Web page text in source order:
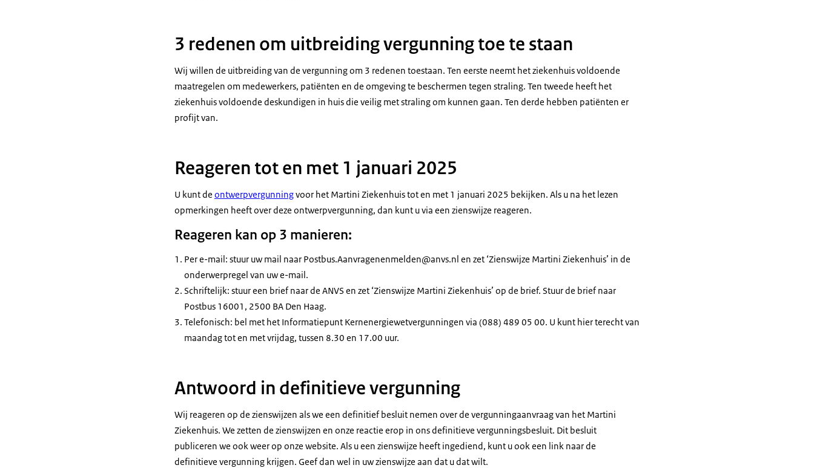
3 redenen om uitbreiding vergunning toe te staan
Wij willen de uitbreiding van de vergunning om 3 redenen toestaan. Ten eerste neemt het ziekenhuis voldoende
maatregelen om medewerkers, patiënten en de omgeving te beschermen tegen straling. Ten tweede heeft het
ziekenhuis voldoende deskundigen in huis die veilig met straling om kunnen gaan. Ten derde hebben patiënten er
profijt van.
Reageren tot en met 1 januari 2025
U kunt de ontwerpvergunningvoor het Martini Ziekenhuis tot en met 1 januari 2025 bekijken. Als u na het lezen
opmerkingen heeft over deze ontwerpvergunning, dan kunt u via een zienswijze reageren.
Reageren kan op 3 manieren:
Per e-mail: stuur uw mail naar Postbus.Aanvragenenmelden@anvs.nl en zet ‘Zienswijze Martini Ziekenhuis’ in de
onderwerpregel van uw e-mail.
Schriftelijk: stuur een brief naar de ANVS en zet ‘Zienswijze Martini Ziekenhuis’ op de brief. Stuur de brief naar
Postbus 16001, 2500 BA Den Haag.
Telefonisch: bel met het Informatiepunt Kernenergiewetvergunningen via (088) 489 05 00. U kunt hier terecht van
maandag tot en met vrijdag, tussen 8.30 en 17.00 uur.
Antwoord in definitieve vergunning
Wij reageren op de zienswijzen als we een definitief besluit nemen over de vergunningaanvraag van het Martini
Ziekenhuis. We zetten de zienswijzen en onze reactie erop in ons definitieve vergunningsbesluit. Dit besluit
publiceren we ook weer op onze website. Als u een zienswijze heeft ingediend, kunt u ook een link naar de
definitieve vergunning krijgen. Geef dan wel in uw zienswijze aan dat u dat wilt.